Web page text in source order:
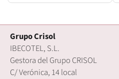
Grupo Crisol
IBECOTEL, S.L.
Gestora del Grupo CRISOL
C/ Verónica, 14 local